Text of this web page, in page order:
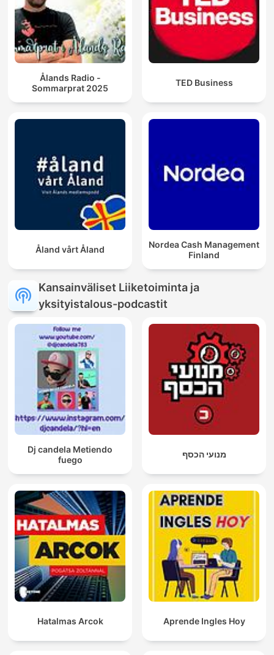
Ålands Radio -
Sommarprat 2025
TED Business
Åland vårt Åland
Nordea Cash Management
Finland
Kansainväliset Liiketoiminta ja
yksityistalous-podcastit
Dj candela Metiendo
fuego
מנועי הכסף
Hatalmas Arcok Aprende Ingles Hoy